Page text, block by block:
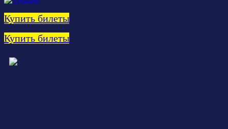
Купить билеты
Купить билеты